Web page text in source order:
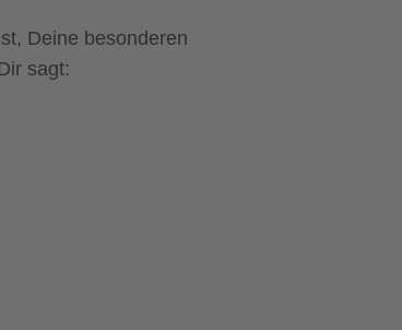
Deine besonderen
sagt: